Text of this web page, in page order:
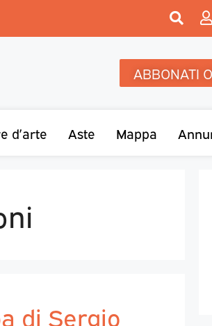
ABBONATI
d’arte Aste Mappa
di Sergio